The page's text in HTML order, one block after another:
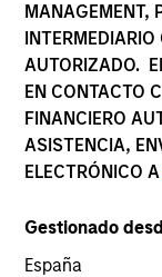
MANAGEMENT,
AUTORIZADO.
EN CONTACTO
FINANCIERO
ASISTENCIA,
ELECTRÓNICO A
Gestionado
España